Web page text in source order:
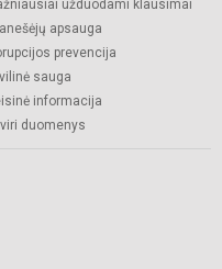
užduodami klausimai
apsauga
prevencija
sauga
informacija
duomenys